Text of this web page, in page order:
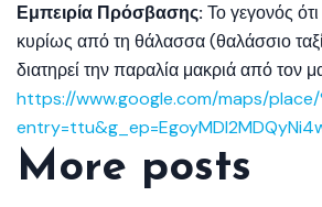
Εμπειρία Πρόσβασης: Το γεγονός
κυρίως από τη θάλασσα (θαλάσσιο
διατηρεί την παραλία μακριά από τον
https://www.google.com/maps/place/
More posts